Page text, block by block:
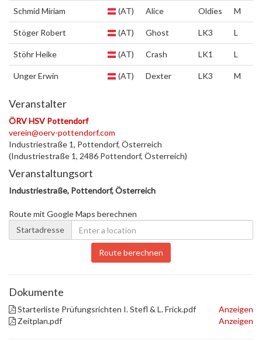
Schmid Miriam (AT) Alice Oldies M
Stöger Robert (AT) Ghost LK3 L
Stöhr Heike (AT) Crash LK1 L
Unger Erwin (AT) Dexter LK3 M
Veranstalter
ÖRV HSV Pottendorf
verein@oerv-pottendorf.com
Industriestraße 1, Pottendorf, Österreich
(Industriestraße 1, 2486 Pottendorf, Österreich)
Veranstaltungsort
Industriestraße, Pottendorf, Österreich
Route mit Google Maps berechnen
Startadresse
Route berechnen
Dokumente
Starterliste Prüfungsrichten I. Stefl & L. Frick.pdf
Anzeigen
Zeitplan.pdf
Anzeigen